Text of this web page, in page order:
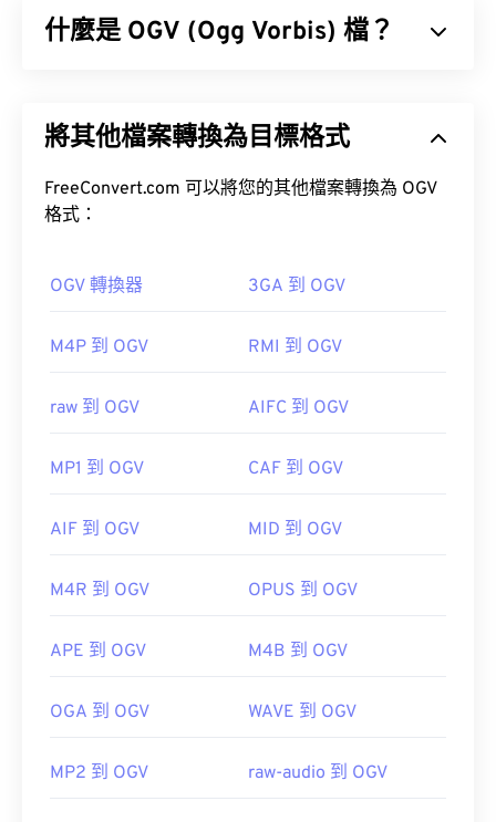
目的是在應用程式、軟體和硬體之間共享音樂資訊
如何開啟 MIDI 檔案？
開啟 MIDI 檔案的最佳程式是Awave Studio和
Audacity
開源
Windows Media Player
Karaoke Player
開發者：
實用連結：
什麼是 OGV (Ogg Vorbis) 檔？
碼器家族的一部分，由非營利組織Xiph.Org 基金會
分複用 (TDM)音訊、視訊、文字（字幕）和元資
料。
如何開啟 OGV 檔案？
VLC 媒體播放器 是開啟 OGV 檔案的最佳選擇。
Winamp
OGV 可以在Windows Media Player Windows Media
href="https://www.xiph.org/dshow/">DirectShow
DirectShow 的，則無需此過濾器。
開發者： Xiph.Org 基金會
將其他檔案轉換為目標格式
FreeConvert.com 可以將您的其他檔案轉換為 OGV
格式：
OGV 轉換器 3GA 到 OGV
M4P 到 OGV RMI 到 OGV
raw 到 OGV AIFC 到 OGV
MP1 到 OGV CAF 到 OGV
AIF 到 OGV MID 到 OGV
M4R 到 OGV OPUS 到 OGV
APE 到 OGV M4B 到 OGV
OGA 到 OGV WAVE 到 OGV
MP2 到 OGV raw-audio 到 OGV